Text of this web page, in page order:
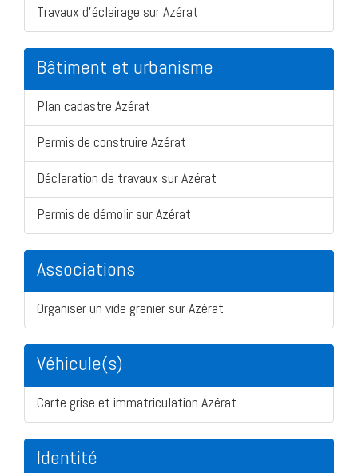
Travaux d'éclairage sur Azérat
Bâtiment et urbanisme
Plan cadastre Azérat
Permis de construire Azérat
Déclaration de travaux sur Azérat
Permis de démolir sur Azérat
Associations
Organiser un vide grenier sur Azérat
Véhicule(s)
Carte grise et immatriculation Azérat
Identité